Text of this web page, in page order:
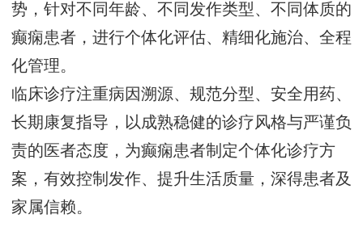
势，针对不同年龄、不同发作类型、不同体质的
癫痫患者，进行个体化评估、精细化施治、全程
化管理。
临床诊疗注重病因溯源、规范分型、安全用药、
长期康复指导，以成熟稳健的诊疗风格与严谨负
责的医者态度，为癫痫患者制定个体化诊疗方
案，有效控制发作、提升生活质量，深得患者及
家属信赖。